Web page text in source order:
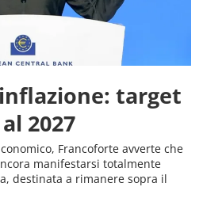
target
2027
Francoforte avverte che
manifestarsi totalmente
destinata a rimanere sopra il